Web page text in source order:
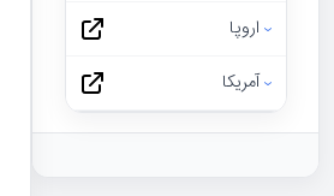
اروپا
آمریکا